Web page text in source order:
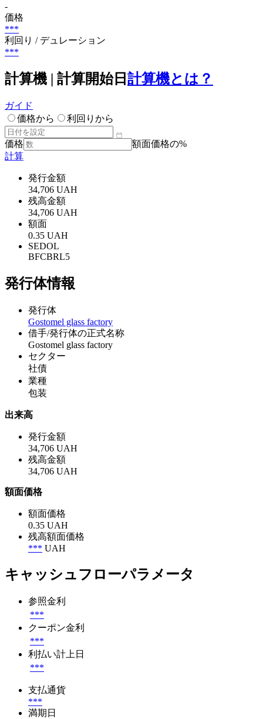
-
価格
***
利回り / デュレーション
***
計算機 | 計算開始日 計算機とは？
ガイド
価格から
利回りから
価格
額面価格の%
計算
発行金額
34,706 UAH
残高金額
34,706 UAH
額面
0.35 UAH
SEDOL
BFCBRL5
発行体情報
発行体
Gostomel glass factory
借手/発行体の正式名称
Gostomel glass factory
セクター
社債
業種
包装
出来高
発行金額
34,706 UAH
残高金額
34,706 UAH
額面価格
額面価格
0.35 UAH
残高額面価格
*** UAH
キャッシュフローパラメータ
参照金利
***
クーポン金利
***
利払い計上日
***
支払通貨
***
満期日